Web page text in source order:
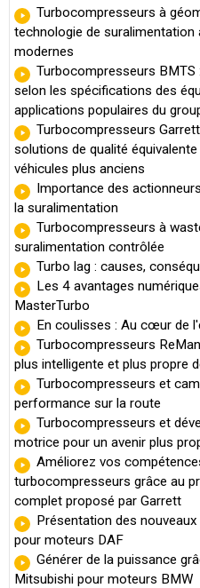
Turbocompresseurs à
technologie de
modernes
Turbocompresseurs
selon les spécifications des
applications populaires du
Turbocompresseurs
solutions de qualité
véhicules plus anciens
Importance des
la suralimentation
Turbocompresseurs à
suralimentation contrôlée
Turbo lag : causes,
Les 4 avantages
MasterTurbo
En coulisses : Au cœur de
Turbocompresseurs
plus intelligente et plus propre
Turbocompresseurs et
performance sur la route
Turbocompresseurs et
motrice pour un avenir plus
Améliorez vos
turbocompresseurs grâce au
complet proposé par Garrett
Présentation des
pour moteurs DAF
Générer de la puissance
Mitsubishi pour moteurs BMW